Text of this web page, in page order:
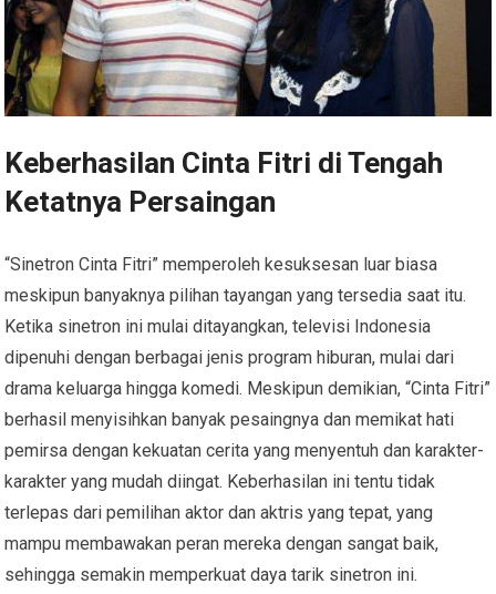
Keberhasilan Cinta Fitri di Tengah
Ketatnya Persaingan
“Sinetron Cinta Fitri” memperoleh kesuksesan luar biasa
meskipun banyaknya pilihan tayangan yang tersedia saat itu.
Ketika sinetron ini mulai ditayangkan, televisi Indonesia
dipenuhi dengan berbagai jenis program hiburan, mulai dari
drama keluarga hingga komedi. Meskipun demikian, “Cinta Fitri”
berhasil menyisihkan banyak pesaingnya dan memikat hati
pemirsa dengan kekuatan cerita yang menyentuh dan karakter-
karakter yang mudah diingat. Keberhasilan ini tentu tidak
terlepas dari pemilihan aktor dan aktris yang tepat, yang
mampu membawakan peran mereka dengan sangat baik,
sehingga semakin memperkuat daya tarik sinetron ini.